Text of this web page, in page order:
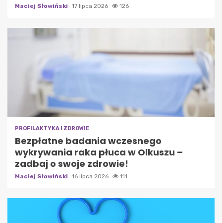
Maciej Słowiński 17 lipca 2026 126
PROFILAKTYKA I ZDROWIE
Bezpłatne badania wczesnego
wykrywania raka płuca w Olkuszu –
zadbaj o swoje zdrowie!
Maciej Słowiński 16 lipca 2026 111